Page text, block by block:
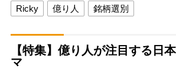
Ricky 億り人 銘柄選別
【特集】億り人が注目する日
マ